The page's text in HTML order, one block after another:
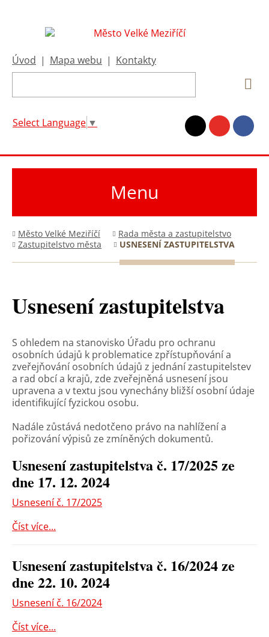
Úvod | Mapa webu | Kontakty
Select Language ▼
Menu
Město Velké Meziříčí
Rada města a zastupitelstvo
Zastupitelstvo města
USNESENÍ ZASTUPITELSTVA
Usnesení zastupitelstva
S ohledem na stanovisko Úřadu pro ochranu
osobních údajů k problematice zpřístupňování a
zveřejňování osobních údajů z jednání zastupitelstev
a rad obcí a krajů, zde zveřejněná usnesení jsou
upravena a v textu jsou vynechány bližší osobní údaje
identifikující fyzickou osobu.
Nadále zůstává nedotčeno právo na nahlížení a
pořizování výpisů ze zmíněných dokumentů.
Usnesení zastupitelstva č. 17/2025 ze
dne 17. 12. 2024
Usnesení č. 17/2025
Číst více...
Usnesení zastupitelstva č. 16/2024 ze
dne 22. 10. 2024
Usnesení č. 16/2024
Číst více...